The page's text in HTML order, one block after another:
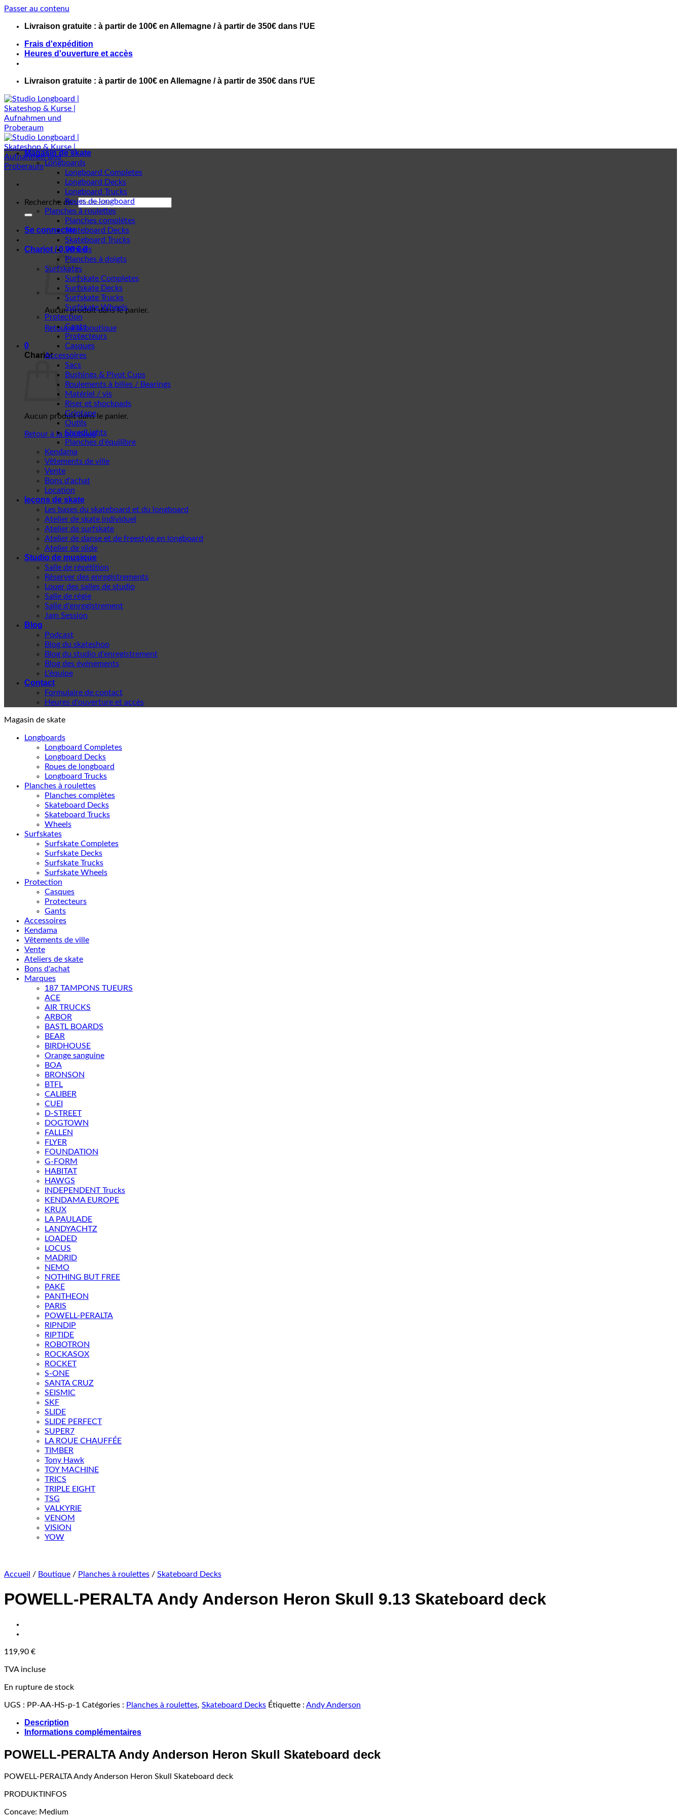
Passer au contenu
Livraison gratuite : à partir de 100€ en Allemagne / à partir de 350€ dans l'UE
Frais d'expédition
Heures d'ouverture et accès
Livraison gratuite : à partir de 100€ en Allemagne / à partir de 350€ dans l'UE
Recherche de :
Se connecter
Chariot /0,00€ 0
Aucun produit dans le panier.
Retour à la boutique
0
Chariot
Aucun produit dans le panier.
Retour à la boutique
Magasin de skate
Longboards
Longboard Completes
Longboard Decks
Longboard Trucks
Roues de longboard
Planches à roulettes
Planches complètes
Skateboard Decks
Skateboard Trucks
Wheels
Planches à doigts
Surfskates
Surfskate Completes
Surfskate Decks
Surfskate Trucks
Surfskate Wheels
Protection
Gants
Protecteurs
Casques
Accessoires
Sacs
Bushings & Pivot Cups
Roulements à billes / Bearings
Matériel / vis
Riser et shockpads
Griptape
Outils
ShredLights
Planches d'équilibre
Kendama
Vêtements de ville
Vente
Bons d'achat
Location
leçons de skate
Les bases du skateboard et du longboard
Atelier de skate individuel
Atelier de surfskate
Atelier de danse et de freestyle en longboard
Atelier de slide
Studio de musique
Salle de répétition
Réserver des enregistrements
Louer des salles de studio
Salle de régie
Salle d'enregistrement
Jam Session
Blog
Podcast
Blog du skateshop
Blog du studio d'enregistrement
Blog des événements
L'équipe
Contact
Formulaire de contact
Heures d'ouverture et accès
Magasin de skate
Longboards
Longboard Completes
Longboard Decks
Roues de longboard
Longboard Trucks
Planches à roulettes
Planches complètes
Skateboard Decks
Skateboard Trucks
Wheels
Surfskates
Surfskate Completes
Surfskate Decks
Surfskate Trucks
Surfskate Wheels
Protection
Casques
Protecteurs
Gants
Accessoires
Kendama
Vêtements de ville
Vente
Ateliers de skate
Bons d'achat
Marques
187 TAMPONS TUEURS
ACE
AIR TRUCKS
ARBOR
BASTL BOARDS
BEAR
BIRDHOUSE
Orange sanguine
BOA
BRONSON
BTFL
CALIBER
CUEI
D-STREET
DOGTOWN
FALLEN
FLYER
FOUNDATION
G-FORM
HABITAT
HAWGS
INDEPENDENT Trucks
KENDAMA EUROPE
KRUX
LA PAULADE
LANDYACHTZ
LOADED
LOCUS
MADRID
NEMO
NOTHING BUT FREE
PAKE
PANTHEON
PARIS
POWELL-PERALTA
RIPNDIP
RIPTIDE
ROBOTRON
ROCKASOX
ROCKET
S-ONE
SANTA CRUZ
SEISMIC
SKF
SLIDE
SLIDE PERFECT
SUPER7
LA ROUE CHAUFFÉE
TIMBER
Tony Hawk
TOY MACHINE
TRICS
TRIPLE EIGHT
TSG
VALKYRIE
VENOM
VISION
YOW
Accueil / Boutique / Planches à roulettes / Skateboard Decks
POWELL-PERALTA Andy Anderson Heron Skull 9.13 Skateboard deck
119,90 €
TVA incluse
En rupture de stock
UGS : PP-AA-HS-p-1 Catégories : Planches à roulettes, Skateboard Decks Étiquette : Andy Anderson
Description
Informations complémentaires
POWELL-PERALTA Andy Anderson Heron Skull Skateboard deck
POWELL-PERALTA Andy Anderson Heron Skull Skateboard deck
PRODUKTINFOS
Concave: Medium